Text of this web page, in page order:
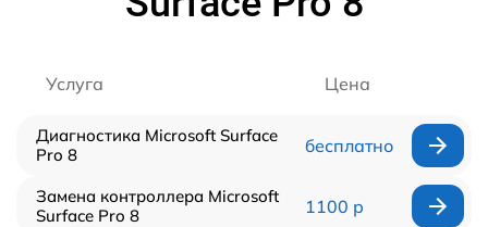
Услуга Цена
Диагностика Microsoft Surface
Pro 8
бесплатно
Замена контроллера Microsoft
Surface Pro 8
1100 р